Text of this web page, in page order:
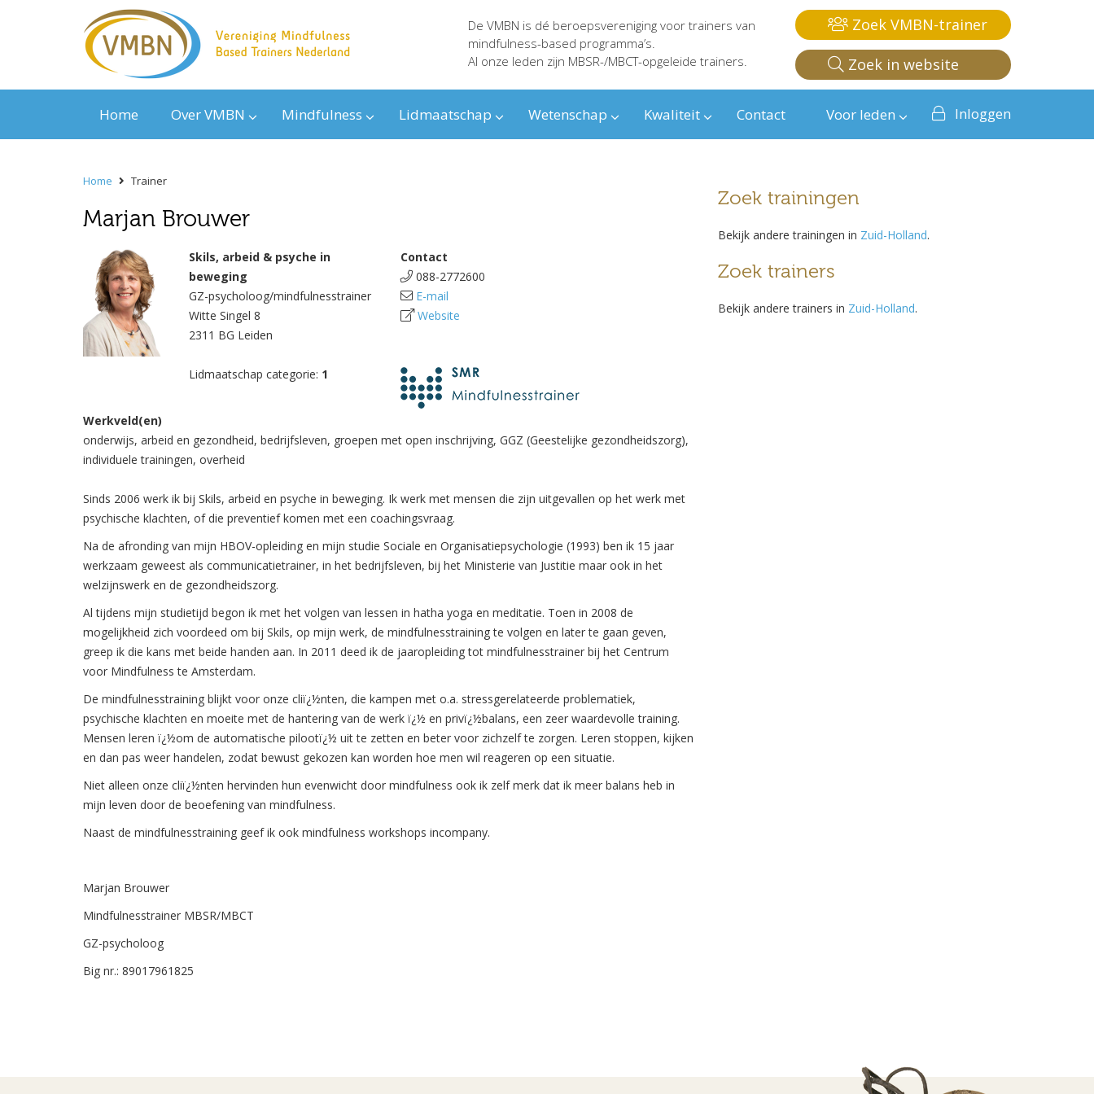
De VMBN is dé beroepsvereniging voor trainers van
mindfulness-based programma’s.
Al onze leden zijn MBSR-/MBCT-opgeleide trainers.
Zoek VMBN-trainer
Zoek in website
Home Over VMBN Mindfulness Lidmaatschap Wetenschap Kwaliteit Contact Voor leden Inloggen
Home Trainer
Marjan Brouwer
Skils, arbeid & psyche in
beweging
GZ-psycholoog/mindfulnesstrainer
Witte Singel 8
2311 BG Leiden
Lidmaatschap categorie: 1
Contact
088-2772600
E-mail
Website
Werkveld(en)
onderwijs, arbeid en gezondheid, bedrijfsleven, groepen met open inschrijving, GGZ (Geestelijke gezondheidszorg),
individuele trainingen, overheid
Sinds 2006 werk ik bij Skils, arbeid en psyche in beweging. Ik werk met mensen die zijn uitgevallen op het werk met
psychische klachten, of die preventief komen met een coachingsvraag.
Na de afronding van mijn HBOV-opleiding en mijn studie Sociale en Organisatiepsychologie (1993) ben ik 15 jaar
werkzaam geweest als communicatietrainer, in het bedrijfsleven, bij het Ministerie van Justitie maar ook in het
welzijnswerk en de gezondheidszorg.
Al tijdens mijn studietijd begon ik met het volgen van lessen in hatha yoga en meditatie. Toen in 2008 de
mogelijkheid zich voordeed om bij Skils, op mijn werk, de mindfulnesstraining te volgen en later te gaan geven,
greep ik die kans met beide handen aan. In 2011 deed ik de jaaropleiding tot mindfulnesstrainer bij het Centrum
voor Mindfulness te Amsterdam.
De mindfulnesstraining blijkt voor onze cliï¿½nten, die kampen met o.a. stressgerelateerde problematiek,
psychische klachten en moeite met de hantering van de werk ï¿½ en privï¿½balans, een zeer waardevolle training.
Mensen leren ï¿½om de automatische pilootï¿½ uit te zetten en beter voor zichzelf te zorgen. Leren stoppen, kijken
en dan pas weer handelen, zodat bewust gekozen kan worden hoe men wil reageren op een situatie.
Niet alleen onze cliï¿½nten hervinden hun evenwicht door mindfulness ook ik zelf merk dat ik meer balans heb in
mijn leven door de beoefening van mindfulness.
Naast de mindfulnesstraining geef ik ook mindfulness workshops incompany.
Marjan Brouwer
Mindfulnesstrainer MBSR/MBCT
GZ-psycholoog
Big nr.: 89017961825
Zoek trainingen
Bekijk andere trainingen in Zuid-Holland.
Zoek trainers
Bekijk andere trainers in Zuid-Holland.